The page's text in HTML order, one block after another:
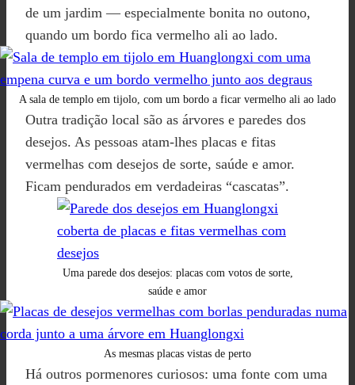
de um jardim — especialmente bonita no outono,
quando um bordo fica vermelho ali ao lado.
A sala de templo em tijolo, com um bordo a ficar vermelho ali ao lado
Outra tradição local são as árvores e paredes dos
desejos. As pessoas atam-lhes placas e fitas
vermelhas com desejos de sorte, saúde e amor.
Ficam pendurados em verdadeiras “cascatas”.
Uma parede dos desejos: placas com votos de sorte,
saúde e amor
As mesmas placas vistas de perto
Há outros pormenores curiosos: uma fonte com uma